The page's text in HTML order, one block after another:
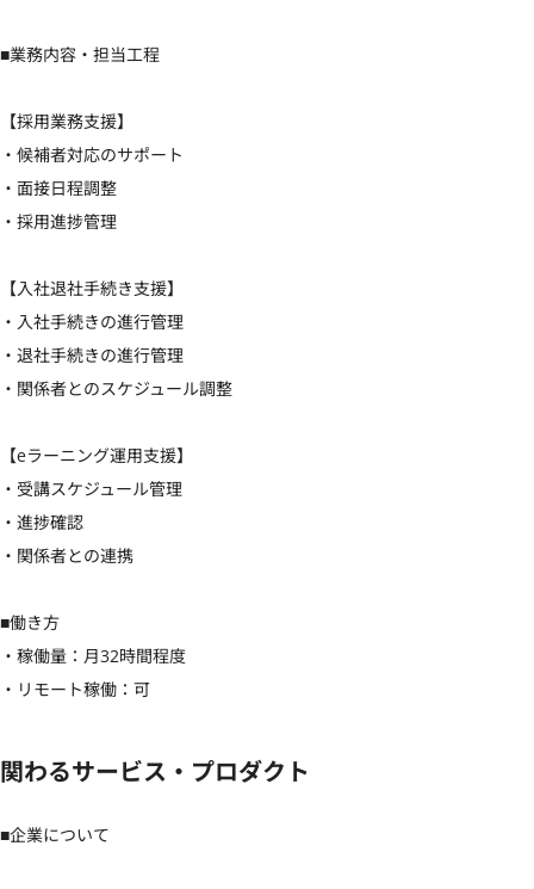
■業務内容・担当工程
【採用業務支援】
・候補者対応のサポート
・面接日程調整
・採用進捗管理
【入社退社手続き支援】
・入社手続きの進行管理
・退社手続きの進行管理
・関係者とのスケジュール調整
【eラーニング運用支援】
・受講スケジュール管理
・進捗確認
・関係者との連携
■働き方
・稼働量：月32時間程度
・リモート稼働：可
関わるサービス・プロダクト
■企業について